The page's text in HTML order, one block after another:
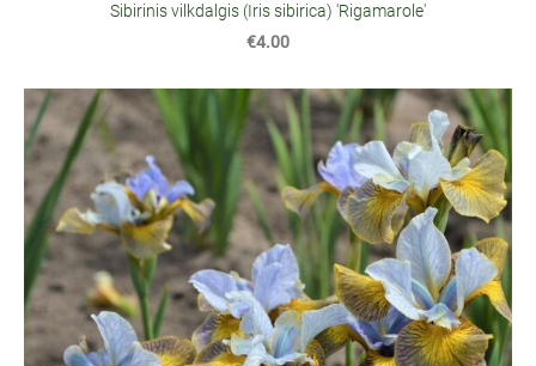
Sibirinis vilkdalgis (Iris sibirica) 'Rigamarole'
€4.00